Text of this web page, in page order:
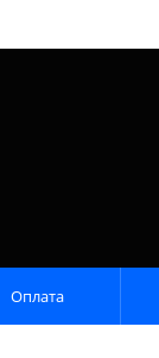
Оплата